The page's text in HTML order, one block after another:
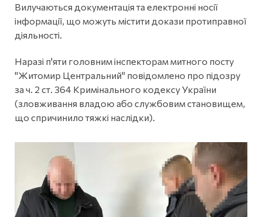
Вилучаються документація та електронні носії
інформації, що можуть містити докази протиправної
діяльності.
Наразі п'яти головним інспекторам митного посту
"Житомир Центральний" повідомлено про підозру
за ч. 2 ст. 364 Кримінального кодексу України
(зловживання владою або службовим становищем,
що спричинило тяжкі наслідки).